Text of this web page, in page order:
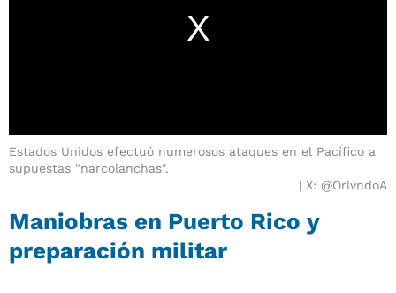
Estados Unidos efectuó numerosos ataques en el Pacífico a
supuestas "narcolanchas".
X: @OrlvndoA
Maniobras en Puerto Rico y
preparación militar